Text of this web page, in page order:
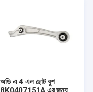
অডি এ 4 এল ছোট বুশ
8K0407151A এর জন্য